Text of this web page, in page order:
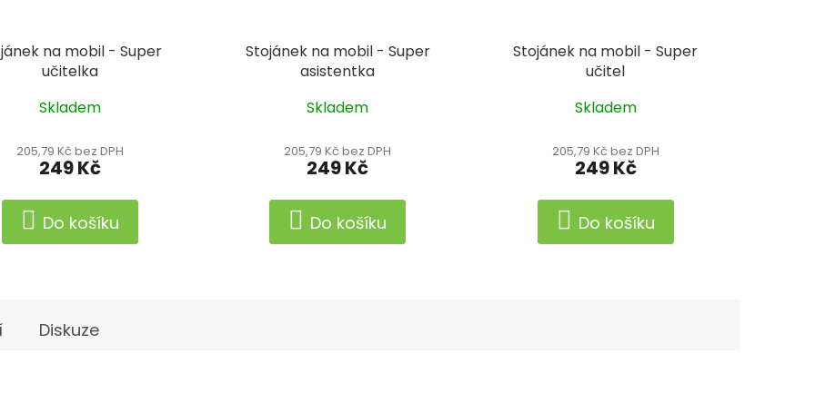
na mobil - Super
učitelka
Skladem
205,79 Kč bez DPH
249 Kč
Do košíku
Stojánek na mobil - Super
asistentka
Skladem
205,79 Kč bez DPH
249 Kč
Do košíku
Stojánek na mobil - Super
učitel
Skladem
205,79 Kč bez DPH
249 Kč
Do košíku
Diskuze